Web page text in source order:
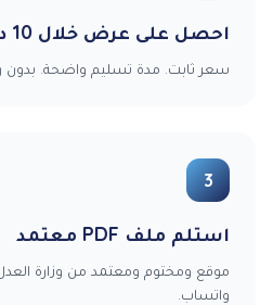
احصل على عرض خلال 10 دقائق
سعر ثابت. مدة تسليم واضحة. بدون
3
استلم ملف PDF معتمد
موقع ومختوم ومعتمد من وزارة
واتساب.